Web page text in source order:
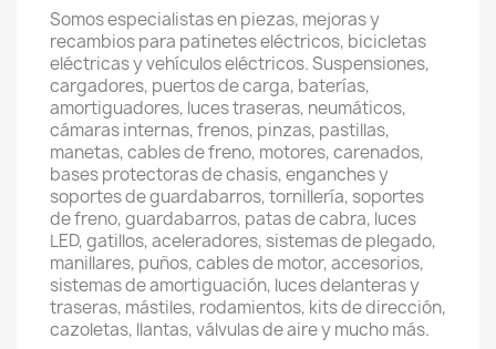
Somos especialistas en piezas, mejoras y
recambios para patinetes eléctricos, bicicletas
eléctricas y vehículos eléctricos. Suspensiones,
cargadores, puertos de carga, baterías,
amortiguadores, luces traseras, neumáticos,
cámaras internas, frenos, pinzas, pastillas,
manetas, cables de freno, motores, carenados,
bases protectoras de chasis, enganches y
soportes de guardabarros, tornillería, soportes
de freno, guardabarros, patas de cabra, luces
LED, gatillos, aceleradores, sistemas de plegado,
manillares, puños, cables de motor, accesorios,
sistemas de amortiguación, luces delanteras y
traseras, mástiles, rodamientos, kits de dirección,
cazoletas, llantas, válvulas de aire y mucho más.